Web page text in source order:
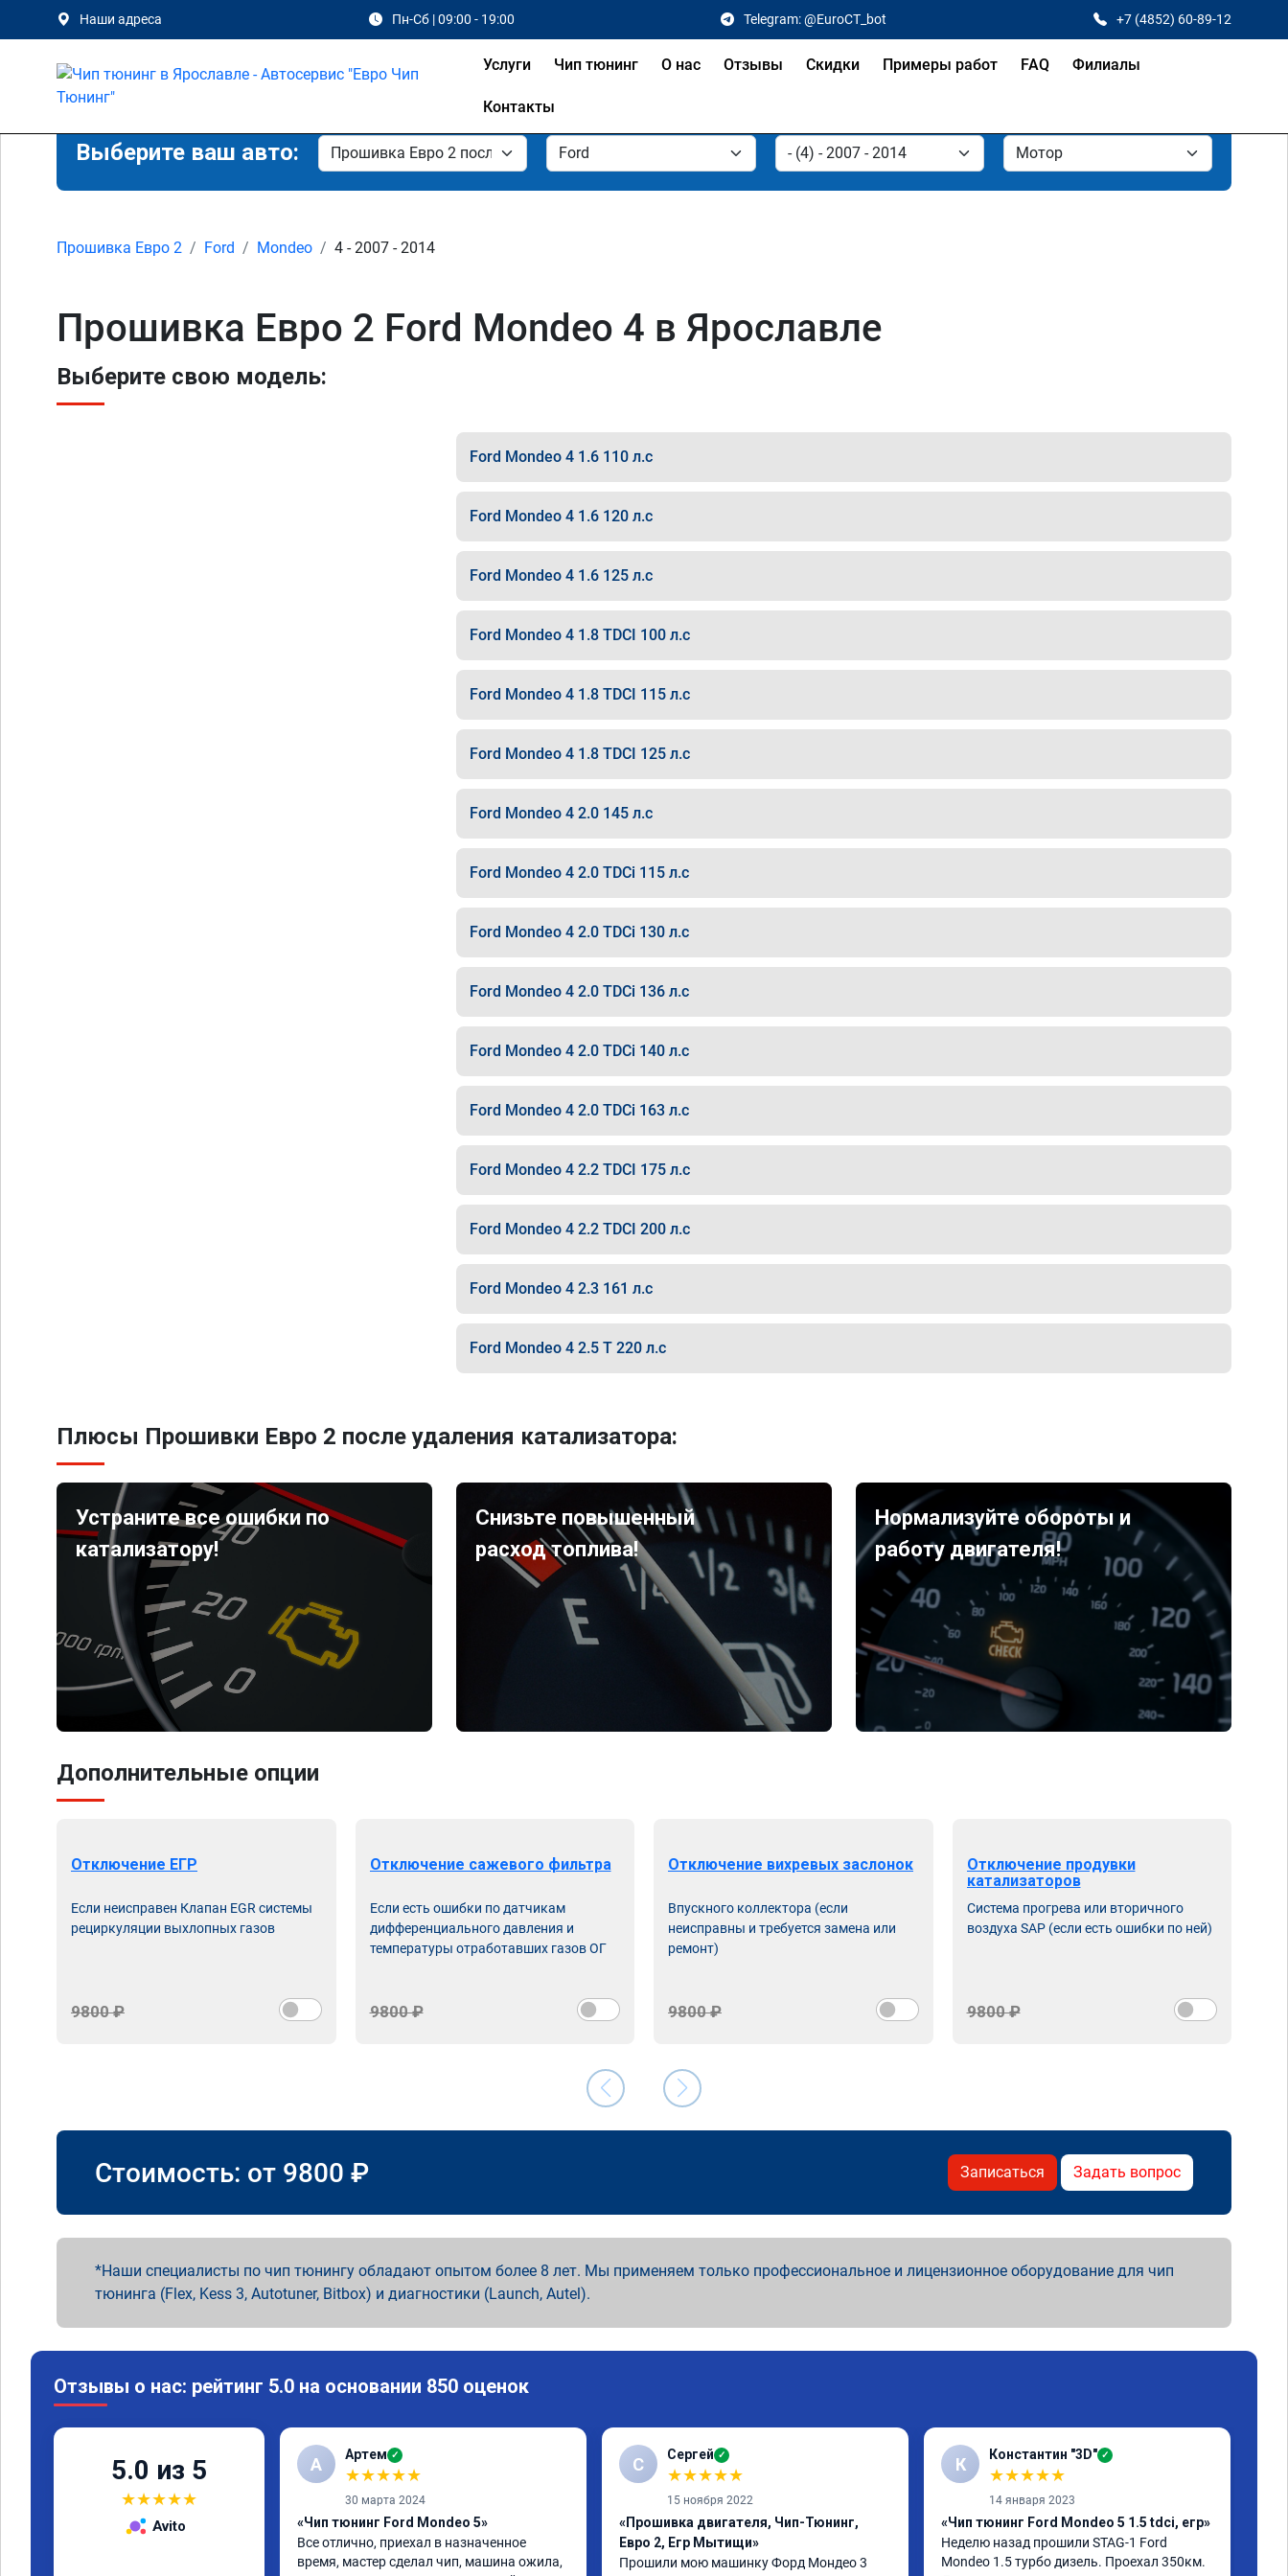
Наши адреса Пн-Сб | 09:00 - 19:00 Telegram: @EuroCT_bot +7 (4852) 60-89-12
Услуги Чип тюнинг О нас Отзывы Скидки Примеры работ FAQ Филиалы
Контакты
Выберите ваш авто:
Прошивка Евро 2 Ford Mondeo 4 - 2007 - 2014
Прошивка Евро 2 Ford Mondeo 4 в Ярославле
Выберите свою модель:
Ford Mondeo 4 1.6 110 л.с
Ford Mondeo 4 1.6 120 л.с
Ford Mondeo 4 1.6 125 л.с
Ford Mondeo 4 1.8 TDCI 100 л.с
Ford Mondeo 4 1.8 TDCI 115 л.с
Ford Mondeo 4 1.8 TDCI 125 л.с
Ford Mondeo 4 2.0 145 л.с
Ford Mondeo 4 2.0 TDCi 115 л.с
Ford Mondeo 4 2.0 TDCi 130 л.с
Ford Mondeo 4 2.0 TDCi 136 л.с
Ford Mondeo 4 2.0 TDCi 140 л.с
Ford Mondeo 4 2.0 TDCi 163 л.с
Ford Mondeo 4 2.2 TDCI 175 л.с
Ford Mondeo 4 2.2 TDCI 200 л.с
Ford Mondeo 4 2.3 161 л.с
Ford Mondeo 4 2.5 T 220 л.с
Плюсы Прошивки Евро 2 после удаления катализатора:
Устраните все ошибки по
катализатору!
Снизьте повышенный
расход топлива!
Нормализуйте обороты и
работу двигателя!
Дополнительные опции
Отключение ЕГР
Если неисправен Клапан EGR системы
рециркуляции выхлопных газов
9800 ₽
Отключение сажевого фильтра
Если есть ошибки по датчикам
дифференциального давления и
температуры отработавших газов ОГ
9800 ₽
Отключение вихревых заслонок
Впускного коллектора (если
неисправны и требуется замена или
ремонт)
9800 ₽
Отключение продувки
катализаторов
Система прогрева или вторичного
воздуха SAP (если есть ошибки по ней)
9800 ₽
Стоимость: от 9800 ₽ Записаться Задать вопрос
Наши специалисты по чип тюнингу обладают опытом более 8 лет. Мы применяем только профессиональное и лицензионное оборудование для чип
тюнинга (Flex, Kess 3, Autotuner, Bitbox) и диагностики (Launch, Autel).
Отзывы о нас: рейтинг 5.0 на основании 850 оценок
5.0 из 5
★★★★★
Avito
А Артем ✓
★★★★★
30 марта 2024
«Чип тюнинг Ford Mondeo 5»
Все отлично, приехал в назначенное
время, мастер сделал чип, машина ожила,
С Сергей ✓
★★★★★
15 ноября 2022
«Прошивка двигателя, Чип-Тюнинг,
Евро 2, Егр Мытищи»
Прошили мою машинку Форд Мондео 3
К Константин "3D" ✓
★★★★★
14 января 2023
«Чип тюнинг Ford Mondeo 5 1.5 tdci, егр»
Неделю назад прошили STAG-1 Ford
Mondeo 1.5 турбо дизель. Проехал 350км.